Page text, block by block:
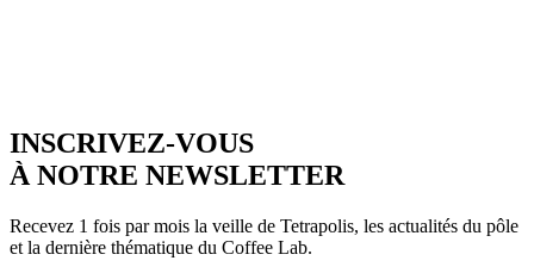
INSCRIVEZ-VOUS
À NOTRE NEWSLETTER
Recevez 1 fois par mois la veille de Tetrapolis, les actualités du pôle
et la dernière thématique du Coffee Lab.